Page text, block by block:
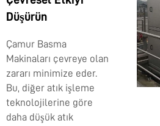
Düşürün
Çamur Basma
Makinaları çevreye olan
zararı minimize eder.
Bu, diğer atık işleme
teknolojilerine göre
daha düşük atık